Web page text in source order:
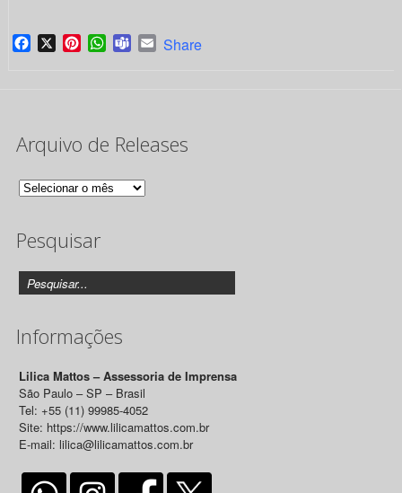
Facebook
X PinterestWhatsApp
TeamsEmail
Share
Arquivo de Releases
Arquivo
Releases
Pesquisar
Informações
Lilica Mattos – Assessoria de Imprensa
São Paulo – SP – Brasil
Tel: +55 (11) 99985-4052
Site: https://www.lilicamattos.com.br
E-mail: lilica@lilicamattos.com.br